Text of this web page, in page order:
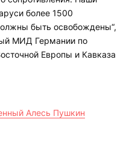
более 1500
быть освобождены“,
МИД Германии по
Европы и Кавказа
Алесь Пушкин